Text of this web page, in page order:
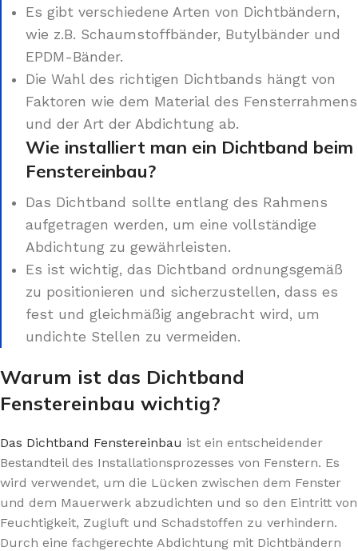
Es gibt verschiedene Arten von Dichtbändern,
wie z.B. Schaumstoffbänder, Butylbänder und
EPDM-Bänder.
Die Wahl des richtigen Dichtbands hängt von
Faktoren wie dem Material des Fensterrahmens
und der Art der Abdichtung ab.
Wie installiert man ein Dichtband beim
Fenstereinbau?
Das Dichtband sollte entlang des Rahmens
aufgetragen werden, um eine vollständige
Abdichtung zu gewährleisten.
Es ist wichtig, das Dichtband ordnungsgemäß
zu positionieren und sicherzustellen, dass es
fest und gleichmäßig angebracht wird, um
undichte Stellen zu vermeiden.
Warum ist das Dichtband
Fenstereinbau wichtig?
Das Dichtband Fenstereinbau ist ein entscheidender
Bestandteil des Installationsprozesses von Fenstern. Es
wird verwendet, um die Lücken zwischen dem Fenster
und dem Mauerwerk abzudichten und so den Eintritt von
Feuchtigkeit, Zugluft und Schadstoffen zu verhindern.
Durch eine fachgerechte Abdichtung mit Dichtbändern